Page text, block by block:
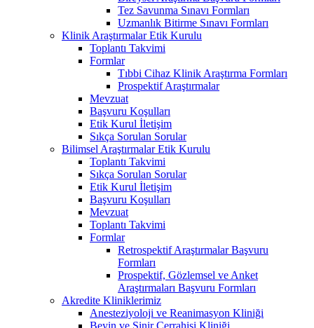
Tez Savunma Sınavı Formları
Uzmanlık Bitirme Sınavı Formları
Klinik Araştırmalar Etik Kurulu
Toplantı Takvimi
Formlar
Tıbbi Cihaz Klinik Araştırma Formları
Prospektif Araştırmalar
Mevzuat
Başvuru Koşulları
Etik Kurul İletişim
Sıkça Sorulan Sorular
Bilimsel Araştırmalar Etik Kurulu
Toplantı Takvimi
Sıkça Sorulan Sorular
Etik Kurul İletişim
Başvuru Koşulları
Mevzuat
Toplantı Takvimi
Formlar
Retrospektif Araştırmalar Başvuru
Formları
Prospektif, Gözlemsel ve Anket
Araştırmaları Başvuru Formları
Akredite Kliniklerimiz
Anesteziyoloji ve Reanimasyon Kliniği
Beyin ve Sinir Cerrahisi Kliniği